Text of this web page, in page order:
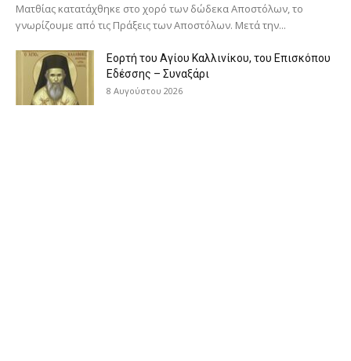
Ματθίας κατατάχθηκε στο χορό των δώδεκα Αποστόλων, το
γνωρίζουμε από τις Πράξεις των Αποστόλων. Μετά την...
Εορτή του Αγίου Καλλινίκου, του Επισκόπου
Εδέσσης – Συναξάρι
8 Αυγούστου 2026